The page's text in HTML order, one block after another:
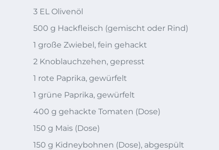
3 EL Olivenöl
500 g Hackfleisch (gemischt oder Rind)
1 große Zwiebel, fein gehackt
2 Knoblauchzehen, gepresst
1 rote Paprika, gewürfelt
1 grüne Paprika, gewürfelt
400 g gehackte Tomaten (Dose)
150 g Mais (Dose)
150 g Kidneybohnen (Dose), abgespült